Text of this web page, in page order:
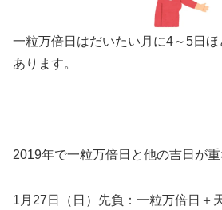
一粒万倍日はだいたい月に4～5日ほ
あります。
2019年で一粒万倍日と他の吉日が重
1月27日（日）先負：一粒万倍日＋